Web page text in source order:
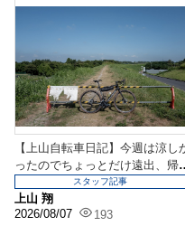
【上山自転車日記】今週は涼し
ったのでちょっとだけ遠出、帰
てきたらメンテナンス...
上山 翔
2026/08/07
193
スタッフ記事